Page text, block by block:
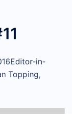
in-
Topping,